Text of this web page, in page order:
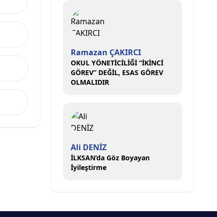
Ramazan ÇAKIRCI
OKUL YÖNETİCİLİĞİ “İKİNCİ
GÖREV” DEĞİL, ESAS GÖREV
OLMALIDIR
Ali DENİZ
İLKSAN’da Göz Boyayan
İyileştirme